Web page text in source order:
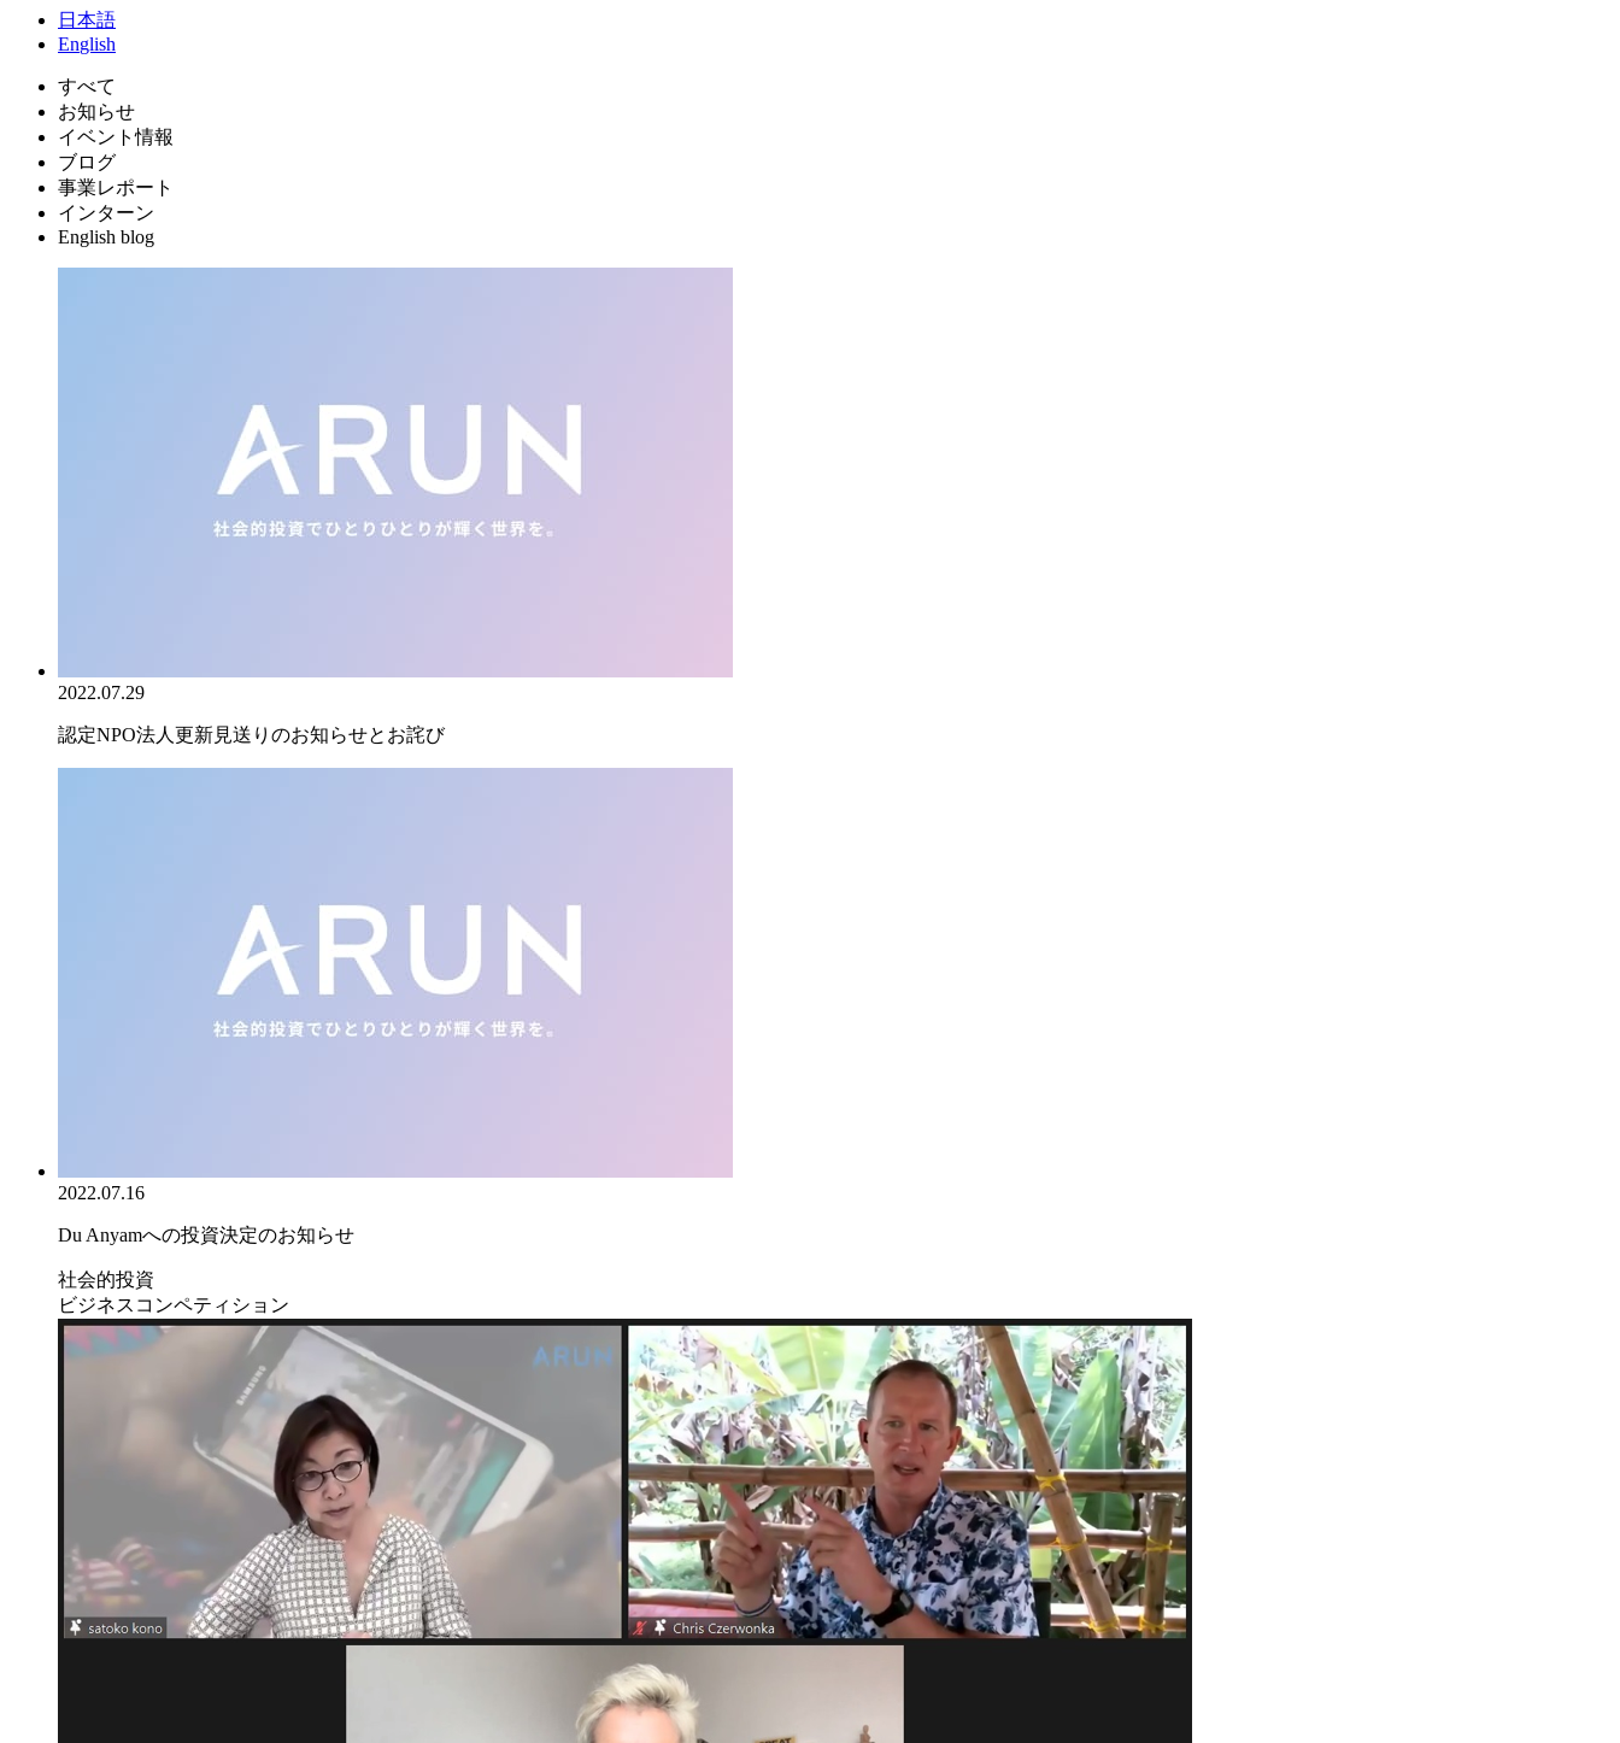
日 本語
English
すべて
お知らせ
イベント情報
ブログ
事業レポート
インターン
English blog
2022.07.29
認定NPO法人更新見送りのお知らせとお詫び
2022.07.16
Du Anyamへの投資決定のお知らせ
社会的投資
ビジネスコンペティション